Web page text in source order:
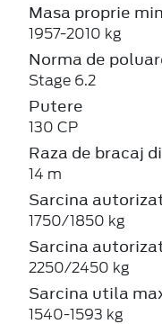
Masa proprie
1957-2010 kg
Norma de
Stage 6.2
Putere
130 CP
Raza de bracaj
14 m
Sarcina
1750/1850 kg
Sarcina
2250/2450 kg
Sarcina utila
1540-1593 kg